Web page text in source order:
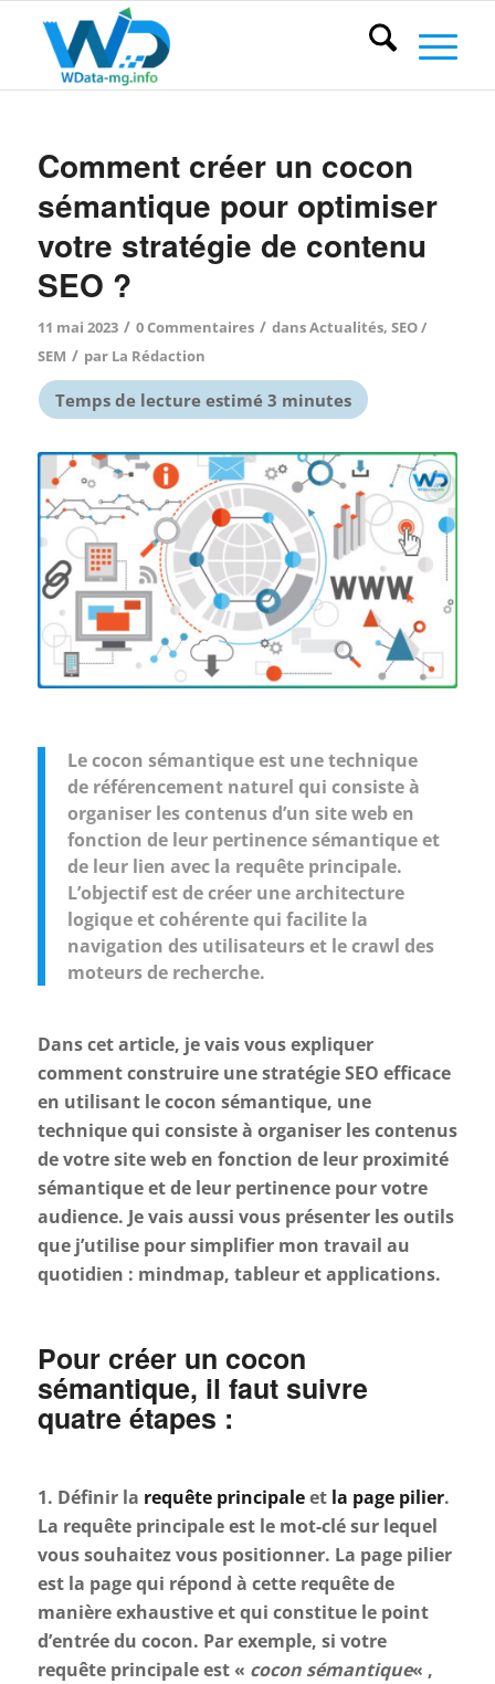
Comment créer un cocon
sémantique pour optimiser
votre stratégie de contenu
SEO ?
11 mai 2023 / 0 Commentaires / dansActualités, SEO /
SEM / par La Rédaction
Le cocon sémantique est une technique
de référencement naturel qui consiste à
organiser les contenus d’un site web en
fonction de leur pertinence sémantique et
de leur lien avec la requête principale.
L’objectif est de créer une architecture
logique et cohérente qui facilite la
navigation des utilisateurs et le crawl des
moteurs de recherche.
Dans cet article, je vais vous expliquer
comment construire une stratégie SEO efficace
en utilisant le cocon sémantique, une
technique qui consiste à organiser les contenus
de votre site web en fonction de leur proximité
sémantique et de leur pertinence pour votre
audience. Je vais aussi vous présenter les outils
que j’utilise pour simplifier mon travail au
quotidien : mindmap, tableur et applications.
Pour créer un cocon
sémantique, il faut suivre
quatre étapes :
1. Définir la requête principaleet la page pilier.
La requête principale est le mot-clé sur lequel
vous souhaitez vous positionner. La page pilier
est la page qui répond à cette requête de
manière exhaustive et qui constitue le point
d’entrée du cocon. Par exemple, si votre
requête principale est « cocon sémantique« ,